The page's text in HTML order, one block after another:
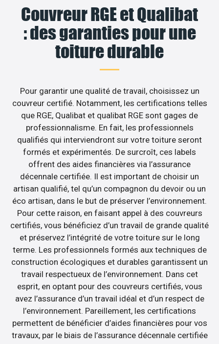
Couvreur RGE et Qualibat
: des garanties pour une
toiture durable
Pour garantir une qualité de travail, choisissez un
couvreur certifié. Notamment, les certifications telles
que RGE, Qualibat et qualibat RGE sont gages de
professionnalisme. En fait, les professionnels
qualifiés qui interviendront sur votre toiture seront
formés et expérimentés. De surcroît, ces labels
offrent des aides financières via l’assurance
décennale certifiée. Il est important de choisir un
artisan qualifié, tel qu’un compagnon du devoir ou un
éco artisan, dans le but de préserver l’environnement.
Pour cette raison, en faisant appel à des couvreurs
certifiés, vous bénéficiez d’un travail de grande qualité
et préservez l’intégrité de votre toiture sur le long
terme. Les professionnels formés aux techniques de
construction écologiques et durables garantissent un
travail respectueux de l’environnement. Dans cet
esprit, en optant pour des couvreurs certifiés, vous
avez l’assurance d’un travail idéal et d’un respect de
l’environnement. Pareillement, les certifications
permettent de bénéficier d’aides financières pour vos
travaux, par le biais de l’assurance décennale certifiée